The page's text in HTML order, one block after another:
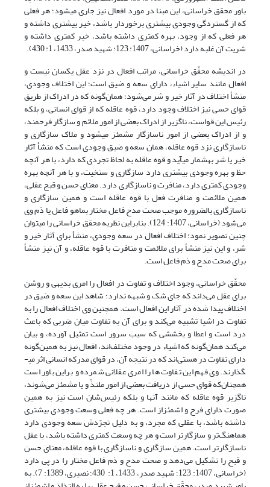
باور محقق خراسانی، این مبنا در مورد افعال نیز جاری می­شود؛ هر فعلی
که از گستردگی وجودی بیشتری برخوردار باشد، خیر بیشتری داشته و
هر فعلی که از وجود، بهره کمتری داشته باشد، خیر کمتری داشته و
شریت آن غلبه دارد (خراسانی، 1407: 123؛ شهید صدر، 1433، 1: 430).
در اندیشه محقّق خراسانی، مراتب افعال در نزد عقل یکسان نیست و
افعال مانند سایر اشیاء، دارای سعه و ضیق است؛ این اختلاف وجودی،
منشأ اختلاف در آثار خیر و شر می‌شود؛ همان‌گونه که در ادراک از طریق
قوای حسی نیز اختلاف وجود دارد، قوه عاقله که از قوای انسانی، و بلکه
رئیس این قواست، ناگزیر از ادراک بعضی از امور ملائم و سازگار فرحمند،
و از ادراک بعضی از امور ناسازگار مشمئز می­شود و ملاک سازگاری و
ناسازگاری نزد قوه عاقله، همان سعه و ضیق وجودی است که منشأ آثار
خیر یا شر به­شمار می­آید و قوه عاقله به لحاظ تجردی که دارد، با هر آنچه
حظ و بهره وجودی بیشتری دارد سازگاری و سنخیت، و با هر آنچه بهره
وجودی کمتری دارد، منافرت و ناسازگاری دارد. معنای حسن و قبح عقلی،
همین ملائمت و منافرت فعل با قوه عاقله است و همین سازگاری و
ناسازگاری بالضروره موجب صحت مدح فاعل مختار بماهو فاعل یا ذم وی
می‌شود (خراسانی، 1407: 124). بنابراین نظریه محقق خراسانی را می­توان
چنین تصویر نمود: اختلاف افعال در سعه وجودی، منشأ برای آثار خیر و
شر، و این نیز منشأ برای ملائمت و منافرت با قوه عاقله، و آن نیز منشأ
برای صحت مدح و ذم فاعل است.
محقّق خراسانی، وجود اختلاف و تفاوت در افعال را امری بدیهی و روشن
برای عقل می‌داند که جای شک و شبهه ندارد؛ شاهد این سعه و ضیق در
اختلاف پیدا شده در آثار این افعال است. همچنین وی اختلاف افعال را به
تفاوت در اشیا تشبیه می‌کند و برای آن به تفاوت میان ضربی که باعث
درد است و اعطا و بخششی که سبب سرور است تمثیل آورده، و بیان
می‌کند همان‌گونه که اشیاء در وجود مختلف‌اند، افعال نیز به همین‌گونه
دارای تفاوت در هستیﺍند که در نتیجه آن، در قوای مدرکه انسانی اثر می­
گذارند. وی فهم این تفاوت ها را امری عقلانی شمرده و براین باور است
همچنان‌که قوای حسی از دریافت بعضی از امور ملتذّ و یا مشمئز می‌شوند،
ناگزیر قوه عاقله که مانند آنها و بلکه رئیس‌شان است نیز به همین
صورت دارای فرح و اشمئزاز است. هر چه فعلی وسعت وجودی بیشتری
داشته باشد، با عقلی که مجرد، و به دلیل تجرّدش سعه وجودی دارد
هماهنگ‌تر و سازگارتر است و هر چه وسعت کمتری داشته باشد، با عقل
ناسازگارتر است. همین سازگاری و ناسازگاری با قوه عاقله، معنای حسن
و قبح را تشکیل می‌دهد و صحت مدح و ذم فاعل مختار را در پی دارد
(خراسانی، 1407: 123؛ شهید صدر، 1433، 1: 430؛ نصیری، 1389: 7). به